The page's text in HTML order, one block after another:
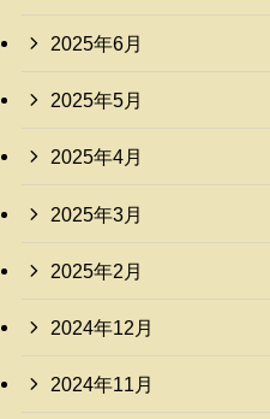
2025年6月
2025年5月
2025年4月
2025年3月
2025年2月
2024年12月
2024年11月